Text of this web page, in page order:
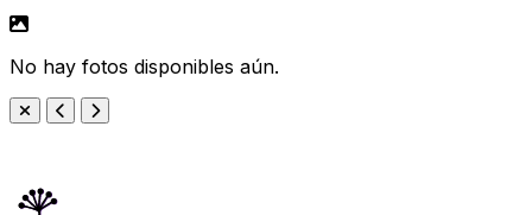
No hay fotos disponibles aún.